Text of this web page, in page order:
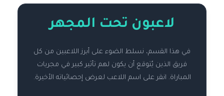
لاعبون تحت المجهر
في هذا القسم، نسلط الضوء على أبرز اللاعبين من كل
فريق الذين يُتوقع أن يكون لهم تأثير كبير في مجريات
المباراة. انقر على اسم اللاعب لعرض إحصائياته الأخيرة.